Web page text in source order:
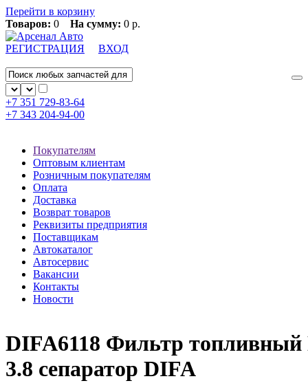
Перейти в корзину
Товаров: 0 На сумму: 0 р.
РЕГИСТРАЦИЯ ВХОД
+7 351 729-83-64
+7 343 204-94-00
Покупателям
Оптовым клиентам
Розничным покупателям
Оплата
Доставка
Возврат товаров
Реквизиты предприятия
Поставщикам
Автокаталог
Автосервис
Вакансии
Контакты
Новости
DIFA6118 Фильтр топливный
3.8 сепаратор DIFA